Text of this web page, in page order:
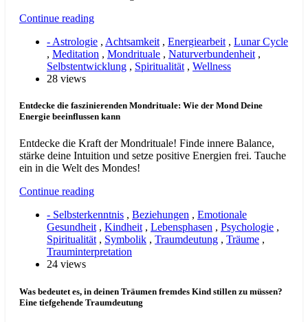
Continue reading
- Astrologie , Achtsamkeit , Energiearbeit , Lunar Cycle
, Meditation , Mondrituale , Naturverbundenheit ,
Selbstentwicklung , Spiritualität , Wellness
28 views
Entdecke die faszinierenden Mondrituale: Wie der Mond Deine
Energie beeinflussen kann
Entdecke die Kraft der Mondrituale! Finde innere Balance,
stärke deine Intuition und setze positive Energien frei. Tauche
ein in die Welt des Mondes!
Continue reading
- Selbsterkenntnis , Beziehungen , Emotionale
Gesundheit, Kindheit, Lebensphasen , Psychologie ,
Spiritualität, Symbolik , Traumdeutung , Träume ,
Trauminterpretation
24 views
Was bedeutet es, in deinen Träumen fremdes Kind stillen zu müssen?
Eine tiefgehende Traumdeutung